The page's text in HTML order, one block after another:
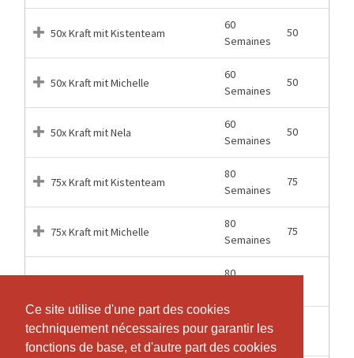
Ce site utilise d'une part des cookies
techniquement nécessaires pour garantir les
fonctions de base, et d'autre part des cookies
Ce site utilise d'une part des cookies
techniquement nécessaires pour garantir les
fonctions de base, et d'autre part des cookies
50x Kraft mit Kistenteam
60
Semaines
50
50x Kraft mit Michelle
60
Semaines
50
50x Kraft mit Nela
60
Semaines
50
75x Kraft mit Kistenteam
80
Semaines
75
75x Kraft mit Michelle
80
Semaines
75
80
Einzelstunde
1
Semaines